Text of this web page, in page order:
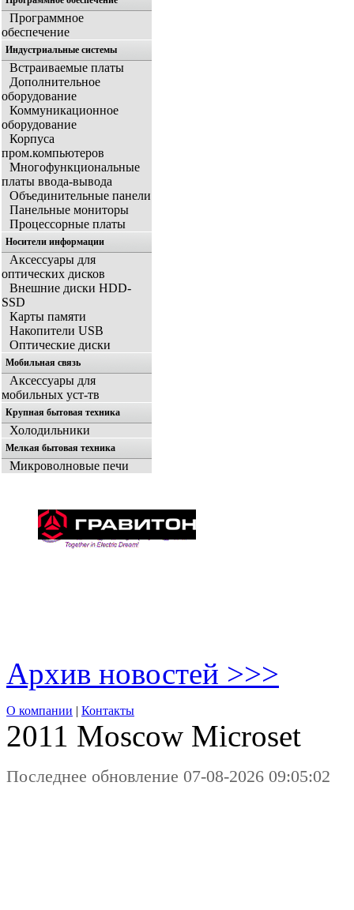
Программное
обеспечение
Индустриальные системы
Встраиваемые платы
Дополнительное
оборудование
Коммуникационное
оборудование
Корпуса
пром.компьютеров
Многофункциональные
платы ввода-вывода
Объединительные панели
Панельные мониторы
Процессорные платы
Носители информации
Аксессуары для
оптических дисков
Внешние диски HDD-
SSD
Карты памяти
Накопители USB
Оптические диски
Мобильная связь
Аксессуары для
мобильных уст-тв
Крупная бытовая техника
Холодильники
Мелкая бытовая техника
Микроволновые печи
Архив новостей >>>
О компании | Контакты
2011 Moscow Microset
Последнее обновление 07-08-2026 09:05:02